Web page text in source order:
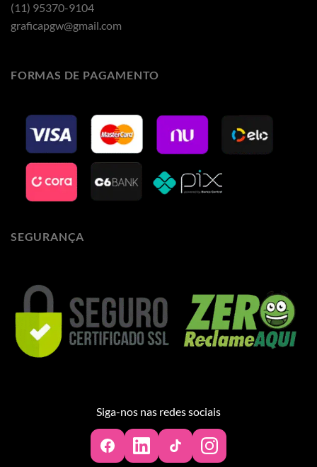
(11) 95370-9104
graficapgw@gmail.com
FORMAS DE PAGAMENTO
SEGURANÇA
Siga-nos nas redes sociais